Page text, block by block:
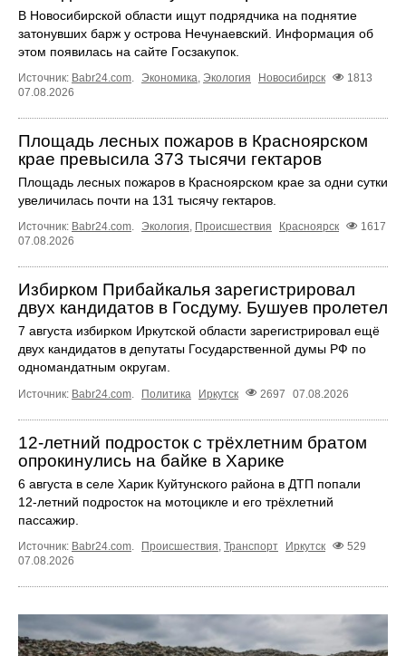
В Новосибирской области ищут подрядчика на поднятие
затонувших барж у острова Нечунаевский. Информация об
этом появилась на сайте Госзакупок.
Источник: Babr24.com. Экономика, Экология Новосибирск
1813
07.08.2026
Площадь лесных пожаров в Красноярском
крае превысила 373 тысячи гектаров
Площадь лесных пожаров в Красноярском крае за одни сутки
увеличилась почти на 131 тысячу гектаров.
Источник: Babr24.com. Экология, Происшествия Красноярск
1617
07.08.2026
Избирком Прибайкалья зарегистрировал
двух кандидатов в Госдуму. Бушуев пролетел
7 августа избирком Иркутской области зарегистрировал ещё
двух кандидатов в депутаты Государственной думы РФ по
одномандатным округам.
Источник: Babr24.com Политика Иркутск 2697 07.08.2026
12‑летний подросток с трёхлетним братом
опрокинулись на байке в Харике
6 августа в селе Харик Куйтунского района в ДТП попали
12‑летний подросток на мотоцикле и его трёхлетний
пассажир.
Источник: Babr24.com Происшествия Транспорт Иркутск
529
07.08.2026